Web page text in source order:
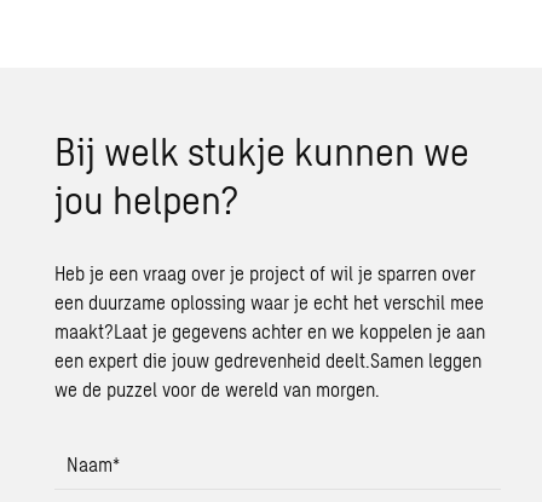
Bij welk stuk­je kun­nen we
jou hel­pen?
Heb je een vraag over je project of wil je sparren over
een duurzame oplossing waar je echt het verschil mee
maakt?Laat je gegevens achter en we koppelen je aan
een expert die jouw gedrevenheid deelt.Samen leggen
we de puzzel voor de wereld van morgen.
Naam*